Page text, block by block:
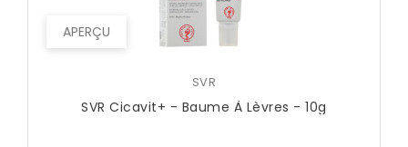
APERÇU
SVR
SVR Cicavit+ - Baume À Lèvres - 10g